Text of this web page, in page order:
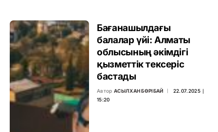
Бағанашылдағы
балалар үйі: Алматы
облысының әкімдігі
қызметтік тексеріс
бастады
Автор АСЫЛХАН БӨРІБАЙ
22.07.2025 ∣
15:20